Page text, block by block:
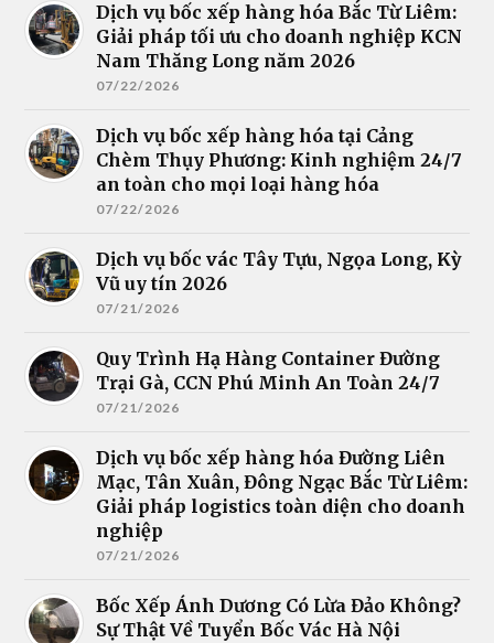
Dịch vụ bốc xếp hàng hóa Bắc Từ Liêm:
Giải pháp tối ưu cho doanh nghiệp KCN
Nam Thăng Long năm 2026
07/22/2026
Dịch vụ bốc xếp hàng hóa tại Cảng
Chèm Thụy Phương: Kinh nghiệm 24/7
an toàn cho mọi loại hàng hóa
07/22/2026
Dịch vụ bốc vác Tây Tựu, Ngọa Long, Kỳ
Vũ uy tín 2026
07/21/2026
Quy Trình Hạ Hàng Container Đường
Trại Gà, CCN Phú Minh An Toàn 24/7
07/21/2026
Dịch vụ bốc xếp hàng hóa Đường Liên
Mạc, Tân Xuân, Đông Ngạc Bắc Từ Liêm:
Giải pháp logistics toàn diện cho doanh
nghiệp
07/21/2026
Bốc Xếp Ánh Dương Có Lừa Đảo Không?
Sự Thật Về Tuyển Bốc Vác Hà Nội